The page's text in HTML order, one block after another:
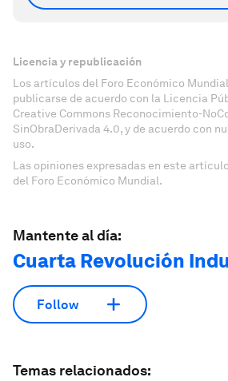
Licencia y republicación
Los artículos del Foro Económico
publicarse de acuerdo con la Licencia
Creative Commons Reconocimiento-
SinObraDerivada 4.0, y de acuerdo con
uso.
Las opiniones expresadas en este
del Foro Económico Mundial.
Mantente al día:
Cuarta Revolución
Follow
Temas relacionados: